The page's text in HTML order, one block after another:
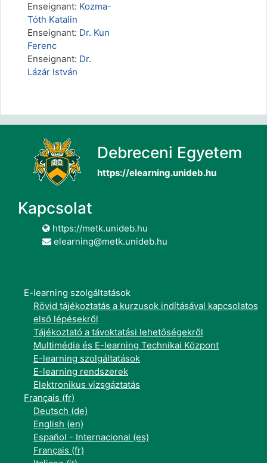
Enseignant: Kozma-
Tóth Katalin
Enseignant: Dr. Kun
Ferenc
Enseignant: Dr.
Lázár István
Debreceni Egyetem
https://elearning.unideb.hu
Kapcsolat
https://metk.unideb.hu
elearning@metk.unideb.hu
E-learning szolgáltatások
Rövid tájékoztatás a kurzusok indításával kapcsolatos
első lépésekről
Tájékoztató a távoktatási lehetőségekről
Multimédia és E-learning Technikai Központ
E-learning szolgáltatások
E-learning rendszerek
Elektronikus vizsgáztatás
Français ‎(fr)‎
Deutsch ‎(de)‎
English ‎(en)‎
Español - Internacional ‎(es)‎
Français ‎(fr)‎